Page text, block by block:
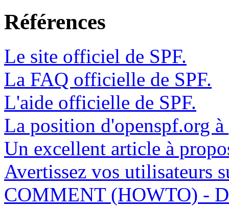
Références
Le site officiel de SPF.
La FAQ officielle de SPF.
L'aide officielle de SPF.
La position d'openspf.org
Un excellent article à
Avertissez vos utilisateurs
COMMENT (HOWTO) -